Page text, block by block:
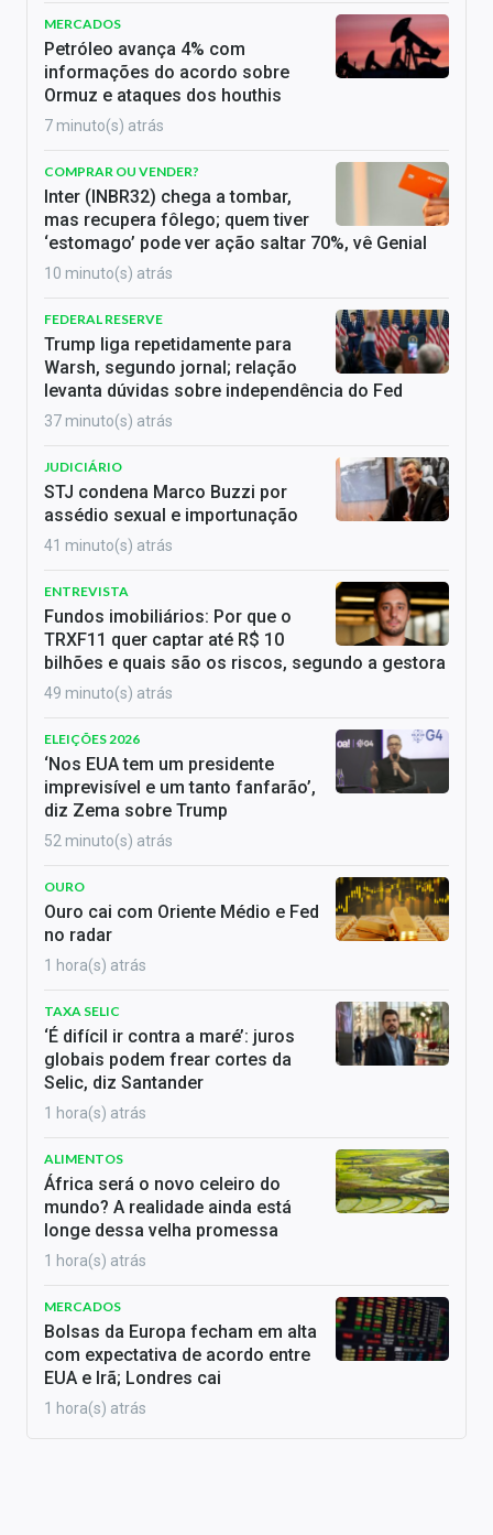
MERCADOS
Petróleo avança 4% com
informações do acordo sobre
Ormuz e ataques dos houthis
7 minuto(s) atrás
COMPRAR OU VENDER?
Inter (INBR32) chega a tombar,
mas recupera fôlego; quem tiver
‘estomago’ pode ver ação saltar 70%, vê Genial
10 minuto(s) atrás
FEDERAL RESERVE
Trump liga repetidamente para
Warsh, segundo jornal; relação
levanta dúvidas sobre independência do Fed
37 minuto(s) atrás
JUDICIÁRIO
STJ condena Marco Buzzi por
assédio sexual e importunação
41 minuto(s) atrás
ENTREVISTA
Fundos imobiliários: Por que o
TRXF11 quer captar até R$ 10
bilhões e quais são os riscos, segundo a gestora
49 minuto(s) atrás
ELEIÇÕES 2026
‘Nos EUA tem um presidente
imprevisível e um tanto fanfarão’,
diz Zema sobre Trump
52 minuto(s) atrás
OURO
Ouro cai com Oriente Médio e Fed
no radar
1 hora(s) atrás
TAXA SELIC
‘É difícil ir contra a maré’: juros
globais podem frear cortes da
Selic, diz Santander
1 hora(s) atrás
ALIMENTOS
África será o novo celeiro do
mundo? A realidade ainda está
longe dessa velha promessa
1 hora(s) atrás
MERCADOS
Bolsas da Europa fecham em alta
com expectativa de acordo entre
EUA e Irã; Londres cai
1 hora(s) atrás